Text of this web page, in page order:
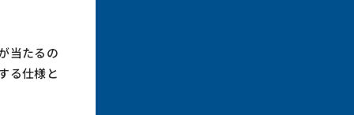
当たるの
る仕様と